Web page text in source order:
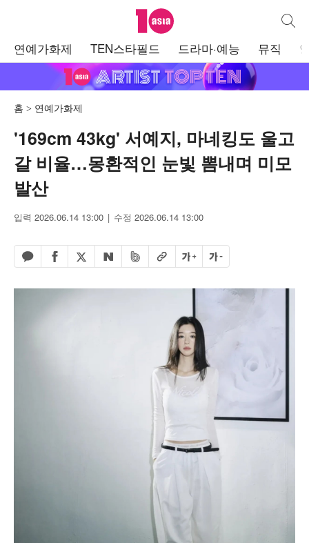
텐아시아 통합
연예가화제 TEN스타필드 드라마·예능 뮤직
홈 연예가화제
'169cm 43kg' 서예지, 마네킹도 울고
갈 비율…몽환적인 눈빛 뽐내며 미모
발산
입력 2026.06.14 13:00 수정 2026.06.14 13:00
카카오톡 공유하기
페이스북 공유하기
엑스 공유하기
네이버 공유하기
밴드 공유하기
URL복사글자 크게글자 작게